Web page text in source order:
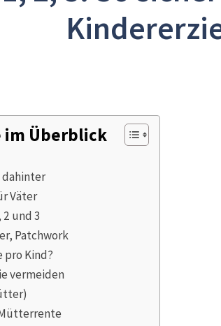
im Überblick
dahinter
Väter
und 3
Patchwork
Kind?
vermeiden